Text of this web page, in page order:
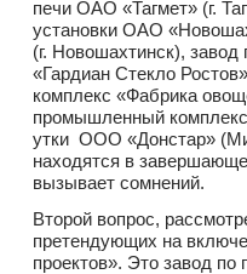
печи ОАО «Тагмет» (г.
установки ОАО
(г. Новошахтинск), завод
«Гардиан Стекло
комплекс «Фабрика
промышленный
утки ООО «Донстар»
находятся в
вызывает сомнений.
Второй вопрос,
претендующих на
проектов». Это завод по